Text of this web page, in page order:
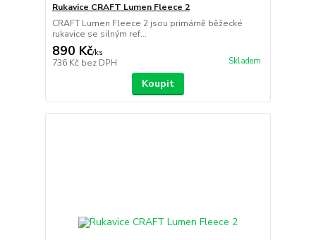
Rukavice CRAFT Lumen Fleece 2
CRAFT Lumen Fleece 2 jsou primárně běžecké
rukavice se silným ref...
890 Kč/ks
736 Kč bez DPH Skladem
Koupit